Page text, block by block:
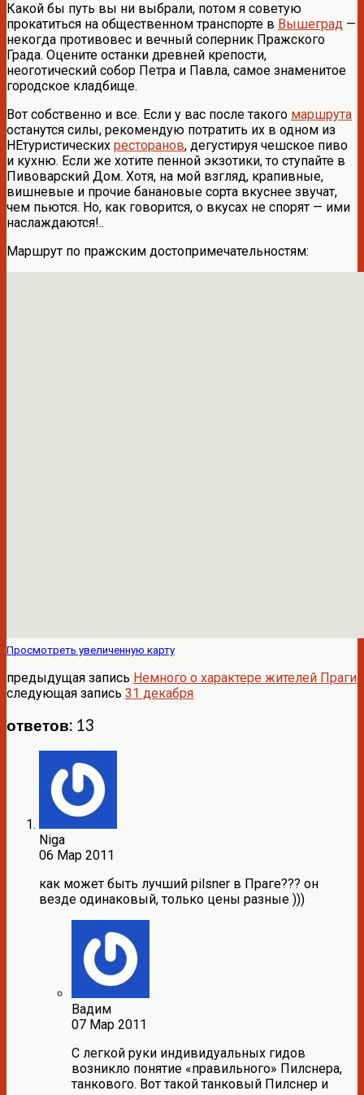
Какой бы путь вы ни выбрали, потом я советую
прокатиться на общественном транспорте в Вышеград —
некогда противовес и вечный соперник Пражского
Града. Оцените останки древней крепости,
неоготический собор Петра и Павла, самое знаменитое
городское кладбище.
Вот собственно и все. Если у вас после такого маршрута
останутся силы, рекомендую потратить их в одном из
НЕтуристических ресторанов, дегустируя чешское пиво
и кухню. Если же хотите пенной экзотики, то ступайте в
Пивоварский Дом. Хотя, на мой взгляд, крапивные,
вишневые и прочие банановые сорта вкуснее звучат,
чем пьются. Но, как говорится, о вкусах не спорят — ими
наслаждаются!..
Маршрут по пражским достопримечательностям:
Просмотреть увеличенную карту
предыдущая запись Немного о характере жителей Праги
следующая запись 31 декабря
ответов: 13
Niga
06 Мар 2011
как может быть лучший pilsner в Праге??? он
везде одинаковый, только цены разные )))
Вадим
07 Мар 2011
С легкой руки индивидуальных гидов
возникло понятие «правильного» Пилснера,
танкового. Вот такой танковый Пилснер и